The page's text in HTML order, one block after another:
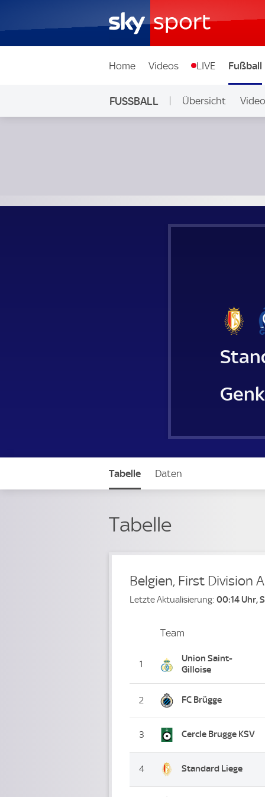
Home Videos LIVE Fußball
FUSSBALL Übersicht
Genk
Tabelle Daten
Tabelle
Belgien, First Division A
Letzte Aktualisierung: 00:14 Uhr,
PlatzTeam
1
Union Saint-
Gilloise
2 FC Brügge
3 Cercle Brugge KSV
4 Standard Liege